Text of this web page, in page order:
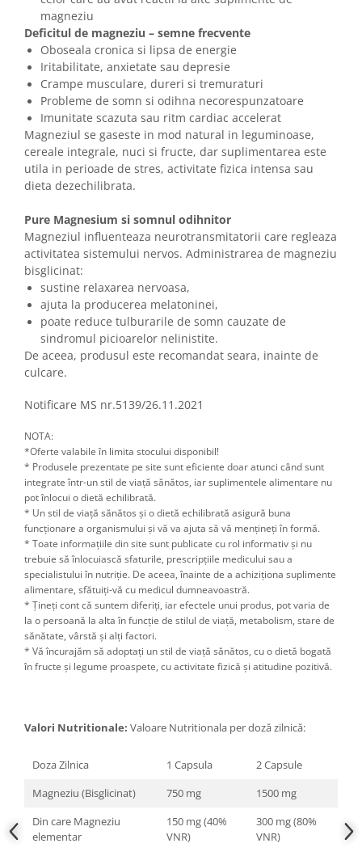
magneziu
Deficitul de magneziu – semne frecvente
Oboseala cronica si lipsa de energie
Iritabilitate, anxietate sau depresie
Crampe musculare, dureri si tremuraturi
Probleme de somn si odihna necorespunzatoare
Imunitate scazuta sau ritm cardiac accelerat
Magneziul se gaseste in mod natural in leguminoase,
cereale integrale, nuci si fructe, dar suplimentarea este
utila in perioade de stres, activitate fizica intensa sau
dieta dezechilibrata.
Pure Magnesium si somnul odihnitor
Magneziul influenteaza neurotransmitatorii care regleaza
activitatea sistemului nervos. Administrarea de magneziu
bisglicinat:
sustine relaxarea nervoasa,
ajuta la producerea melatoninei,
poate reduce tulburarile de somn cauzate de
sindromul picioarelor nelinistite.
De aceea, produsul este recomandat seara, inainte de
culcare.
Notificare MS nr.5139/26.11.2021
NOTA:
*Oferte valabile în limita stocului disponibil!
* Produsele prezentate pe site sunt eficiente doar atunci când sunt
integrate într-un stil de viață sănătos, iar suplimentele alimentare nu
pot înlocui o dietă echilibrată.
* Un stil de viață sănătos și o dietă echilibrată asigură buna
funcționare a organismului și vă va ajuta să vă mențineți în formă.
* Toate informațiile din site sunt publicate cu rol informativ și nu
trebuie să înlocuiască sfaturile, prescripțiile medicului sau a
specialistului în nutriție. De aceea, înainte de a achiziționa suplimente
alimentare, sfătuiți-vă cu medicul dumneavoastră.
* Țineți cont că suntem diferiți, iar efectele unui produs, pot varia de
la o persoană la alta în funcție de stilul de viață, metabolism, stare de
sănătate, vârstă și alți factori.
* Vă încurajăm să adoptați un stil de viață sănătos, cu o dietă bogată
în fructe și legume proaspete, cu activitate fizică și atitudine pozitivă.
Valori Nutritionale: Valoare Nutritionala per doză zilnică:
Doza Zilnica 1 Capsula
2 Capsule
Magneziu (Bisglicinat)
750 mg
1500 mg
Din care Magneziu
elementar
150 mg (40%
VNR)
300 mg (80%
VNR)